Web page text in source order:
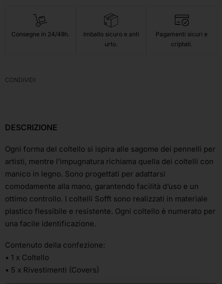
Consegne in 24/48h.
Imballo sicuro e anti
urto.
Pagamenti sicuri e
criptati.
CONDIVIDI
DESCRIZIONE
Ogni forma del coltello si ispira alle sagome dei pennelli per
artisti, mentre l’impugnatura richiama quella dei coltelli con
manico in legno. Sono progettati per adattarsi
comodamente alla mano, garantendo facilità d’uso e un
ottimo controllo. I coltelli Sofft sono realizzati in materiale
plastico flessibile e resistente. Ogni coltello è numerato per
una facile identificazione.
Contenuto della confezione:
• 1 x Coltello
• 5 x Rivestimenti (Covers)